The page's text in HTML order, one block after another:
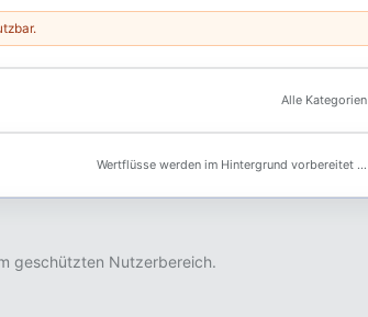
Alle Kategorien
Wertflüsse werden im Hintergrund vorbereitet …
geschützten Nutzerbereich.